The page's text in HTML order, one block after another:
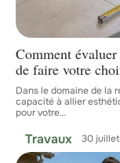
Comment
de faire votre
Dans le domaine de la
capacité à allier
pour votre…
Travaux 30